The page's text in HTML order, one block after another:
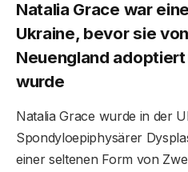
Natalia Grace war
Ukraine, bevor sie
Neuengland
wurde
Natalia Grace wurde in der
Spondyloepiphysärer
einer seltenen Form von